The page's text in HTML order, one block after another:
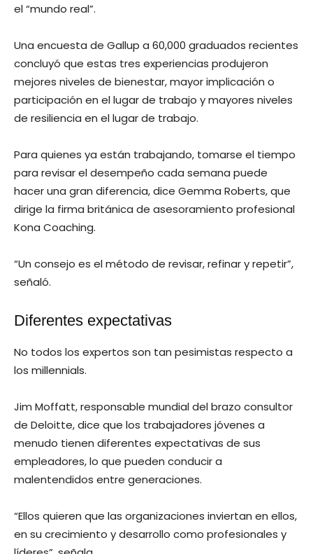
el “mundo real”.
Una encuesta de Gallup a 60,000 graduados recientes
concluyó que estas tres experiencias produjeron
mejores niveles de bienestar, mayor implicación o
participación en el lugar de trabajo y mayores niveles
de resiliencia en el lugar de trabajo.
Para quienes ya están trabajando, tomarse el tiempo
para revisar el desempeño cada semana puede
hacer una gran diferencia, dice Gemma Roberts, que
dirige la firma británica de asesoramiento profesional
Kona Coaching.
“Un consejo es el método de revisar, refinar y repetir”,
señaló.
Diferentes expectativas
No todos los expertos son tan pesimistas respecto a
los millennials.
Jim Moffatt, responsable mundial del brazo consultor
de Deloitte, dice que los trabajadores jóvenes a
menudo tienen diferentes expectativas de sus
empleadores, lo que pueden conducir a
malentendidos entre generaciones.
“Ellos quieren que las organizaciones inviertan en ellos,
en su crecimiento y desarrollo como profesionales y